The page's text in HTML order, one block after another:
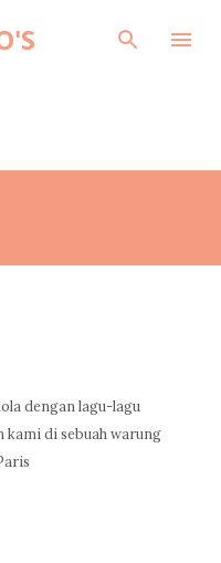
dengan lagu-lagu
kami di sebuah warung